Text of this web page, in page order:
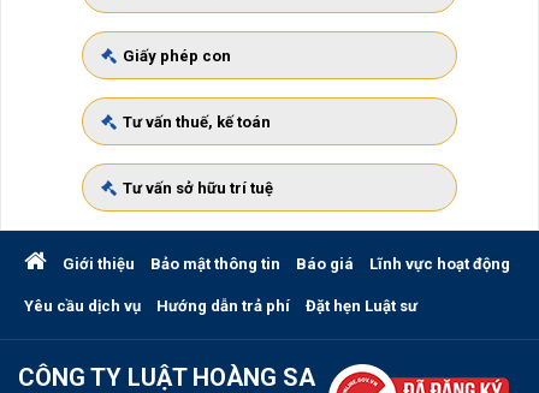
Giấy phép con
Tư vấn thuế, kế toán
Tư vấn sở hữu trí tuệ
Giới thiệu Bảo mật thông tin Báo giá Lĩnh vực hoạt động
Yêu cầu dịch vụ Hướng dẫn trả phí Đặt hẹn Luật sư
CÔNG TY LUẬT HOÀNG SA